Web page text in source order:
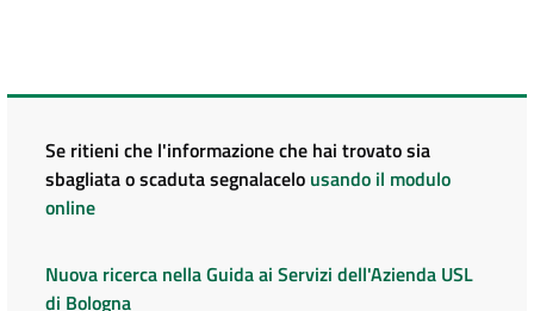
Se ritieni che l'informazione che hai trovato sia
sbagliata o scaduta segnalacelo usando il modulo
online
Nuova ricerca nella Guida ai Servizi dell'Azienda USL
di Bologna